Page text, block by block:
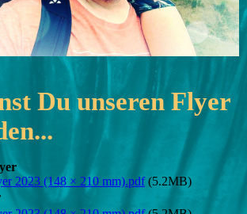
Du unseren Flyer
2023 (148 × 210 mm).pdf(5.2MB)